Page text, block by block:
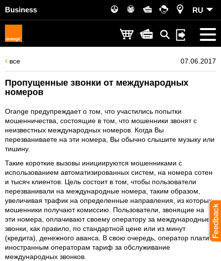
Business RU
все 07.06.2017
Пропущенные звонки от международных
номеров
Orange предупреждает о том, что участились попытки
мошенничества, состоящие в том, что мошенники звонят с
неизвестных международных номеров. Когда Вы
перезваниваете на эти номера, Вы обычно слышите музыку или
тишину.
Такие короткие вызовы инициируются мошенниками с
использованием автоматизированных систем, на номера сотен
и тысяч клиентов. Цель состоит в том, чтобы пользователи
перезванивали на международные номера, таким образом,
увеличивая трафик на определенные направления, из которых
мошенники получают комиссию. Пользователи, звонящие на
эти номера, оплачивают своему оператору за международные
звонки, как правило, по стандартной цене или из минут
(кредита), денежного аванса. В свою очередь, оператор платит
иностранным операторам тариф за обслуживание
международных звонков.